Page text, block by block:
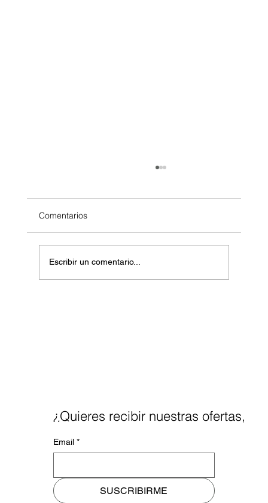
Comentarios
Escribir un comentario...
¿Quieres recibir nuestras ofertas,
noticias y blog a tu mail?
Email *
SUSCRIBIRME